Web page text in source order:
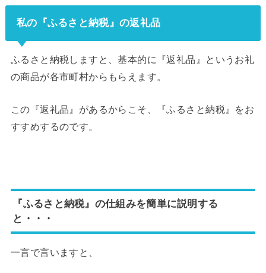
私の『ふるさと納税』の返礼品
ふるさと納税しますと、基本的に『返礼品』というお礼
の商品が各市町村からもらえます。
この『返礼品』があるからこそ、『ふるさと納税』をお
すすめするのです。
『ふるさと納税』の仕組みを簡単に説明する
と・・・
一言で言いますと、